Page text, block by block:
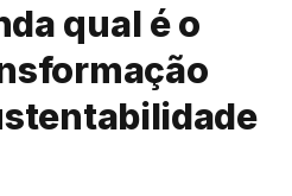
qual é o